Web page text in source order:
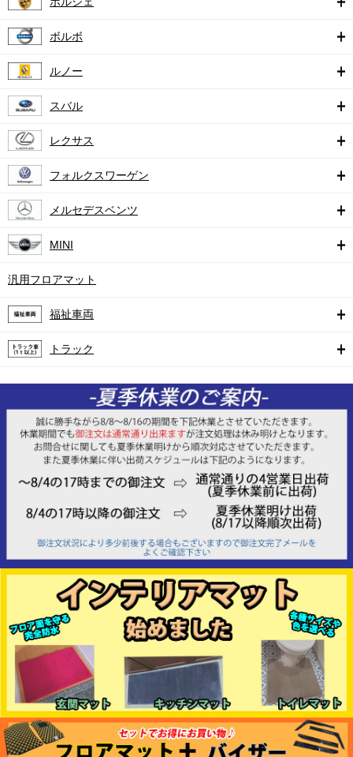
ボルボ
ルノー
スバル
レクサス
フォルクスワーゲン
メルセデスベンツ
MINI
汎用フロアマット
福祉車両
トラック